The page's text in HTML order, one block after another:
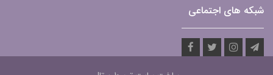
شبکه های اجتماعی